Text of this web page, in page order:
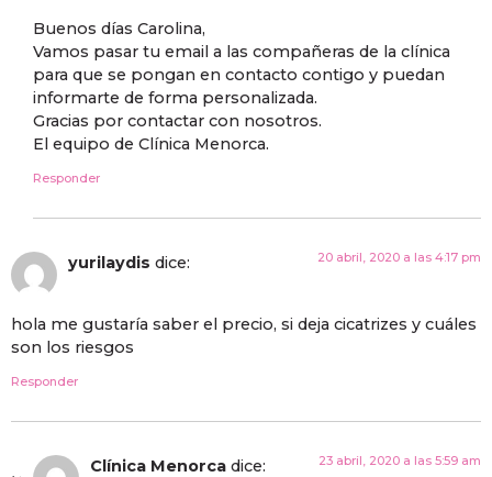
Buenos días Carolina,
Vamos pasar tu email a las compañeras de la clínica
para que se pongan en contacto contigo y puedan
informarte de forma personalizada.
Gracias por contactar con nosotros.
El equipo de Clínica Menorca.
Responder
yurilaydis dice: 20 abril, 2020 a las 4:17 pm
hola me gustaría saber el precio, si deja cicatrizes y cuáles
son los riesgos
Responder
Clínica Menorca dice: 23 abril, 2020 a las 5:59 am